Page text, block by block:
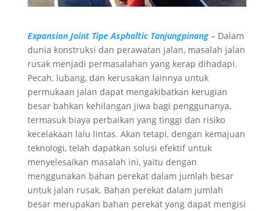
Expansion Joint Tipe Asphaltic Tanjungpinang– Dalam
dunia konstruksi dan perawatan jalan, masalah jalan
rusak menjadi permasalahan yang kerap dihadapi.
Pecah, lubang, dan kerusakan lainnya untuk
permukaan jalan dapat mengakibatkan kerugian
besar bahkan kehilangan jiwa bagi penggunanya,
termasuk biaya perbaikan yang tinggi dan risiko
kecelakaan lalu lintas. Akan tetapi, dengan kemajuan
teknologi, telah dapatkan solusi efektif untuk
menyelesaikan masalah ini, yaitu dengan
menggunakan bahan perekat dalam jumlah besar
untuk jalan rusak. Bahan perekat dalam jumlah
besar merupakan bahan perekat yang dapat mengisi